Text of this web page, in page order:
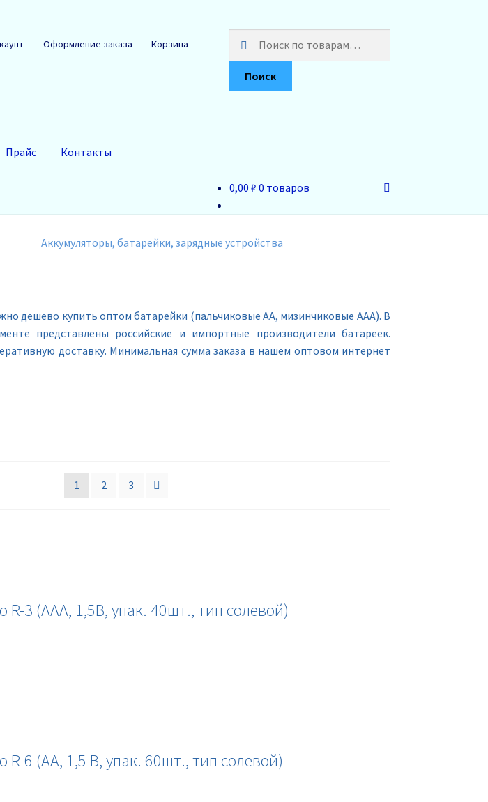
Оформление заказа Корзина
Поиск
Прайс Контакты
0,00 ₽ 0 товаров
Аккумуляторы, батарейки, зарядные устройства
дешево купить оптом батарейки (пальчиковые АА, мизинчиковые ААА). В
представлены российские и импортные производители батареек.
доставку. Минимальная сумма заказа в нашем оптовом интернет
1 2 3
R-3 (AAА, 1,5В, упак. 40шт., тип солевой)
R-6 (AA, 1,5 В, упак. 60шт., тип солевой)